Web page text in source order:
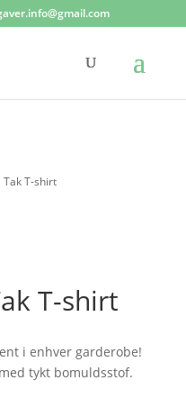
T-shirt
T-shirt
i enhver garderobe!
tykt bomuldsstof.